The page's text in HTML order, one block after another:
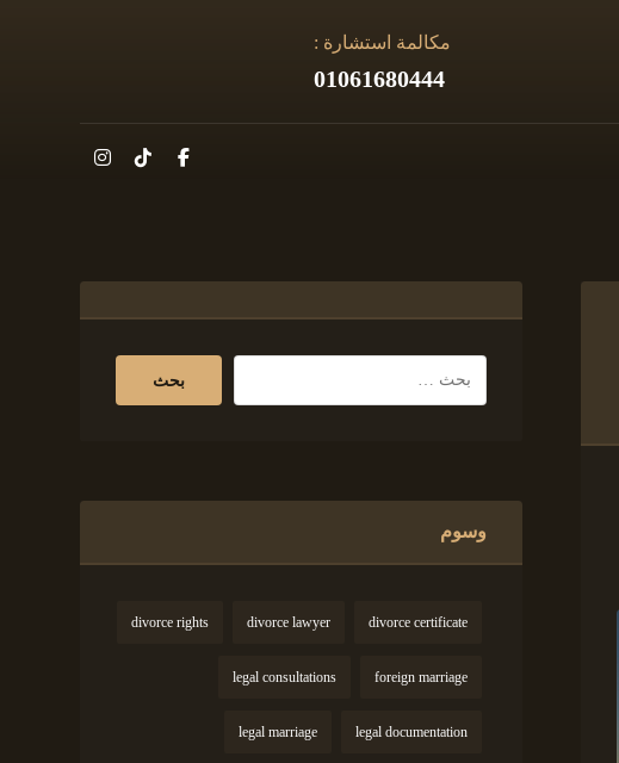
مكالمة استشارة :
01061680444
وسوم
divorce certificate
divorce lawyer
divorce rights
foreign marriage
legal consultations
legal documentation
legal marriage